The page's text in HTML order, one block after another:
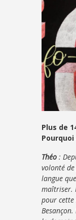
Plus de
Théo :
volonté
langue
maîtriser.
pour cette